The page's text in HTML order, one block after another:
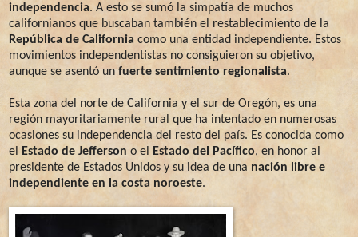
independencia. A esto se sumó la simpatía de muchos
californianos que buscaban también el restablecimiento de la
República de California como una entidad independiente. Estos
movimientos independentistas no consiguieron su objetivo,
aunque se asentó unfuerte sentimiento regionalista.
Esta zona del norte de California y el sur de Oregón, es una
región mayoritariamente rural que ha intentado en numerosas
ocasiones su independencia del resto del país. Es conocida como
el
Estado de Jefferson o el Estado del Pacífico, en honor al
presidente de Estados Unidos y su idea de una nación libre e
independiente en la costa noroeste.